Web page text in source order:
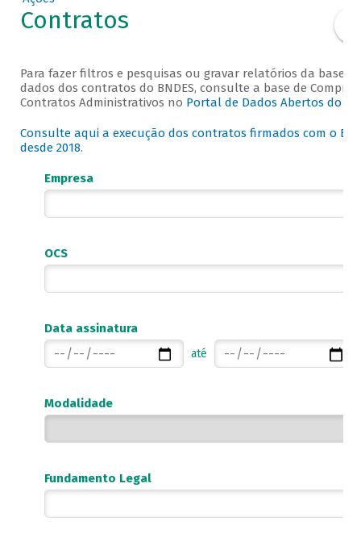
Contratos
Para fazer filtros e pesquisas ou gravar relatórios da base de
dados dos contratos do BNDES, consulte a base de Compras
Contratos Administrativos no Portal de Dados Abertos do
Consulte aqui a execução dos contratos firmados com o
desde 2018.